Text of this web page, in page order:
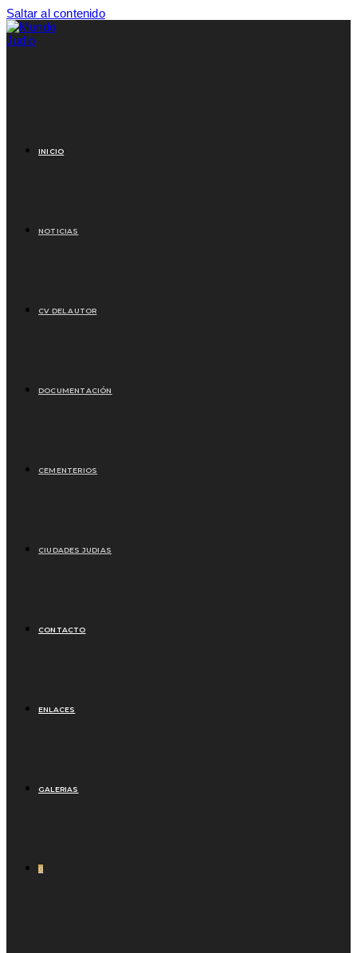
Saltar al contenido
INICIO
NOTICIAS
CV DEL AUTOR
DOCUMENTACIÓN
CEMENTERIOS
CIUDADES JUDIAS
CONTACTO
ENLACES
GALERIAS
0